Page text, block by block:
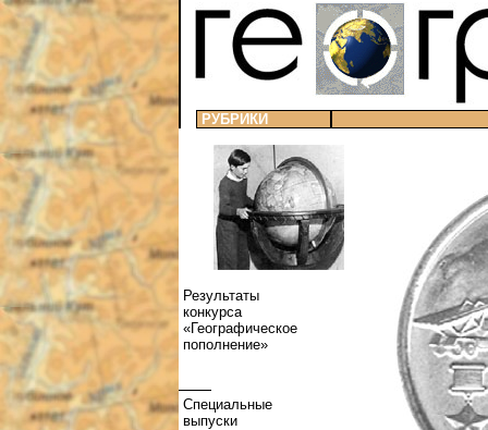
РУБРИКИ
Результаты
конкурса
«Географическое
пополнение»
Специальные
выпуски